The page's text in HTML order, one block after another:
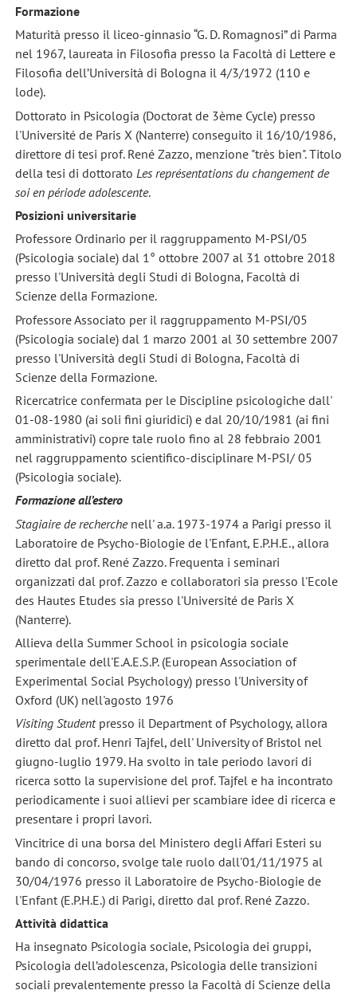
Formazione
Maturità presso il liceo-ginnasio “G. D. Romagnosi” di Parma
nel 1967, laureata in Filosofia presso la Facoltà di Lettere e
Filosofia dell’Università di Bologna il 4/3/1972 (110 e
lode).
Dottorato in Psicologia (Doctorat de 3ème Cycle) presso
l'Université de Paris X (Nanterre) conseguito il 16/10/1986,
direttore di tesi prof. René Zazzo, menzione "très bien". Titolo
della tesi di dottorato Les représentations du changement de
soi en période adolescente.
Posizioni universitarie
Professore Ordinario per il raggruppamento M-PSI/05
(Psicologia sociale) dal 1° ottobre 2007 al 31 ottobre 2018
presso l'Università degli Studi di Bologna, Facoltà di
Scienze della Formazione.
Professore Associato per il raggruppamento M-PSI/05
(Psicologia sociale) dal 1 marzo 2001 al 30 settembre 2007
presso l'Università degli Studi di Bologna, Facoltà di
Scienze della Formazione.
Ricercatrice confermata per le Discipline psicologiche dall'
01-08-1980 (ai soli fini giuridici) e dal 20/10/1981 (ai fini
amministrativi) copre tale ruolo fino al 28 febbraio 2001
nel raggruppamento scientifico-disciplinare M-PSI/ 05
(Psicologia sociale).
Formazione all’estero
Stagiaire de recherchenell' a.a. 1973-1974 a Parigi presso il
Laboratoire de Psycho-Biologie de l'Enfant, E.P.H.E., allora
diretto dal prof. René Zazzo. Frequenta i seminari
organizzati dal prof. Zazzo e collaboratori sia presso l'Ecole
des Hautes Etudes sia presso l'Université de Paris X
(Nanterre).
Allieva della Summer School in psicologia sociale
sperimentale dell'E.A.E.S.P. (European Association of
Experimental Social Psychology) presso l'University of
Oxford (UK) nell'agosto 1976
Visiting Studentpresso il Department of Psychology, allora
diretto dal prof. Henri Tajfel, dell' University of Bristol nel
giugno-luglio 1979. Ha svolto in tale periodo lavori di
ricerca sotto la supervisione del prof. Tajfel e ha incontrato
periodicamente i suoi allievi per scambiare idee di ricerca e
presentare i propri lavori.
Vincitrice di una borsa del Ministero degli Affari Esteri su
bando di concorso, svolge tale ruolo dall'01/11/1975 al
30/04/1976 presso il Laboratoire de Psycho-Biologie de
l'Enfant (E.P.H.E.) di Parigi, diretto dal prof. René Zazzo.
Attività didattica
Ha insegnato Psicologia sociale, Psicologia dei gruppi,
Psicologia dell’adolescenza, Psicologia delle transizioni
sociali prevalentemente presso la Facoltà di Scienze della